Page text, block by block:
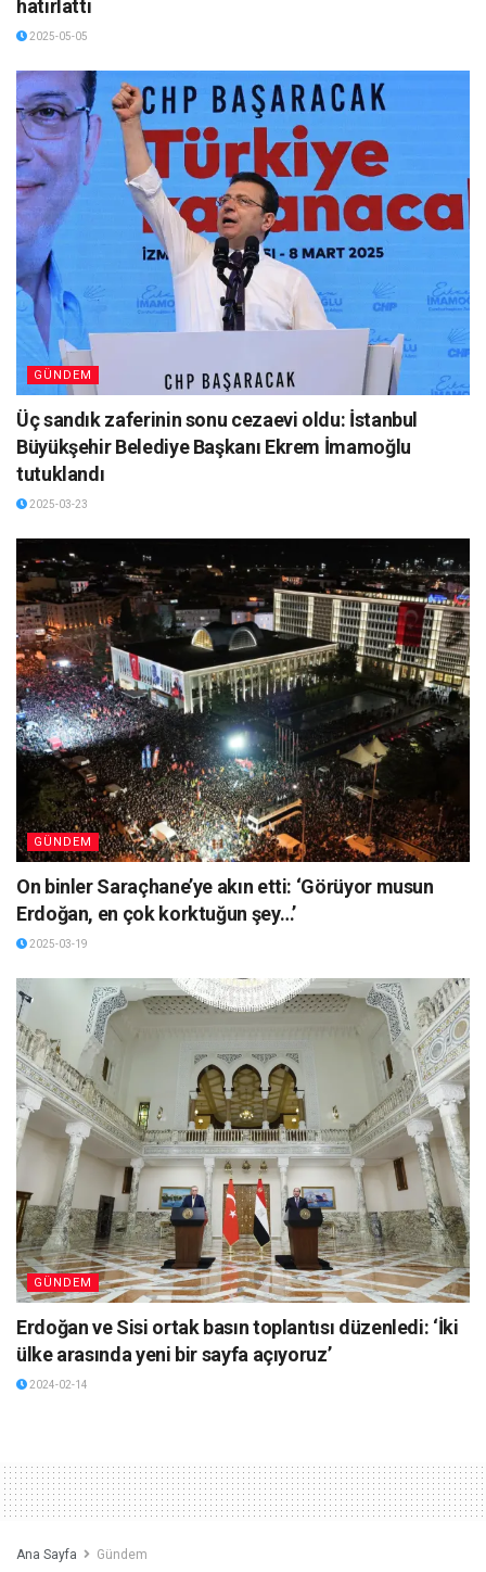
hatırlattı
2025-05-05
GÜNDEM
Üç sandık zaferinin sonu cezaevi oldu: İstanbul
Büyükşehir Belediye Başkanı Ekrem İmamoğlu
tutuklandı
2025-03-23
GÜNDEM
On binler Saraçhane’ye akın etti: ‘Görüyor musun
Erdoğan, en çok korktuğun şey…’
2025-03-19
GÜNDEM
Erdoğan ve Sisi ortak basın toplantısı düzenledi: ‘İki
ülke arasında yeni bir sayfa açıyoruz’
2024-02-14
Ana Sayfa Gündem